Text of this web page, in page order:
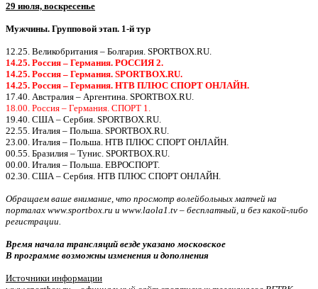
29 июля, воскресенье
Мужчины. Групповой этап. 1-й тур
12.25. Великобритания – Болгария. SPORTBOX.RU.
14.25. Россия – Германия. РОССИЯ 2.
14.25. Россия – Германия. SPORTBOX.RU.
14.25. Россия – Германия. НТВ ПЛЮС СПОРТ ОНЛАЙН.
17.40. Австралия – Аргентина. SPORTBOX.RU.
18.00. Россия – Германия. СПОРТ 1.
19.40. США – Сербия. SPORTBOX.RU.
22.55. Италия – Польша. SPORTBOX.RU.
23.00. Италия – Польша. НТВ ПЛЮС СПОРТ ОНЛАЙН.
00.55. Бразилия – Тунис. SPORTBOX.RU.
00.00. Италия – Польша. ЕВРОСПОРТ.
02.30. США – Сербия. НТВ ПЛЮС СПОРТ ОНЛАЙН.
Обращаем ваше внимание, что просмотр волейбольных матчей на
порталах www.sportbox.ru и www.laola1.tv – бесплатный, и без какой-либо
регистрации.
Время начала трансляций везде указано московское
В программе возможны изменения и дополнения
Источники информации